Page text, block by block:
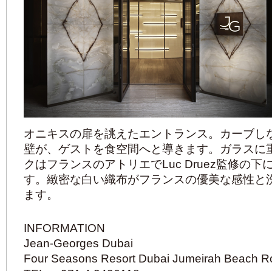
オニキスの扉を誂えたエントランス。カーブし
壁が、ゲストを食空間へと導きます。ガラスに
クはフランスのアトリエでLuc Druez監修の下
す。緻密な白い織布がフランスの優美な感性と
ます。
INFORMATION
Jean-Georges Dubai
Four Seasons Resort Dubai Jumeirah Beach